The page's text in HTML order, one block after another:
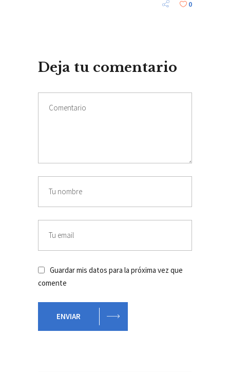
0
Deja tu comentario
Guardar mis datos para la próxima vez que
comente
ENVIAR